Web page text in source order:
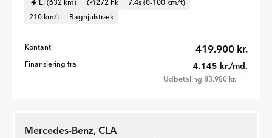
El (632 km) 272 hk
7.4s (0-100 km/t)
210 km/t
Baghjulstræk
Kontant 419.900 kr.
Finansiering fra 4.145 kr./md.
Udbetaling 83.980 kr.
Mercedes-Benz, CLA